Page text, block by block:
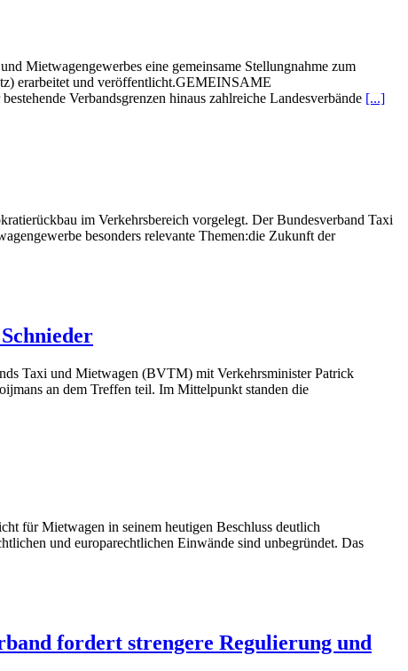
Mietwagengewerbes eine gemeinsame Stellungnahme zum
erarbeitet und veröffentlicht.GEMEINSAME
Verbandsgrenzen hinaus zahlreiche Landesverbände [...]
im Verkehrsbereich vorgelegt. Der Bundesverband Taxi
besonders relevante Themen:die Zukunft der
Taxi und Mietwagen (BVTM) mit Verkehrsminister Patrick
an dem Treffen teil. Im Mittelpunkt standen die
für Mietwagen in seinem heutigen Beschluss deutlich
und europarechtlichen Einwände sind unbegründet. Das
fordert strengere Regulierung und